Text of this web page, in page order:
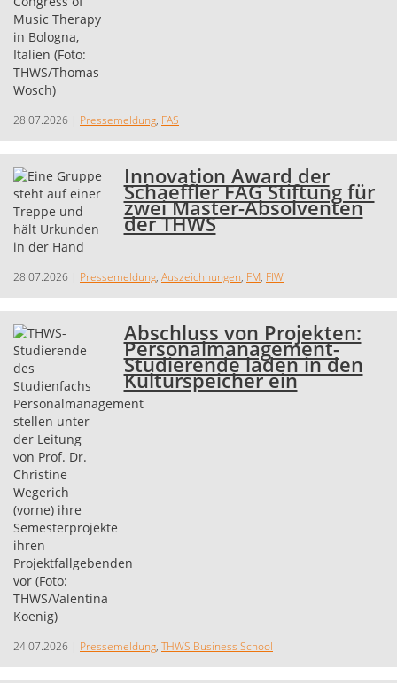
28.07.2026 | Pressemeldung, FAS
Innovation Award der
Schaeffler FAG Stiftung für
zwei Master-Absolventen
der THWS
28.07.2026 | Pressemeldung, Auszeichnungen, FM, FIW
Abschluss von Projekten:
Personalmanagement-
Studierende laden in den
Kulturspeicher ein
24.07.2026 | Pressemeldung, THWS Business School